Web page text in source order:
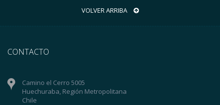
VOLVER ARRIBA
CONTACTO
Camino el Cerro 5005
Huechuraba, Región Metropolitana
Chile